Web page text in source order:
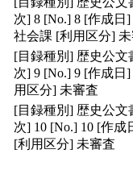
次] 8 [No.] 8 [作成日]
社会課 [利用区分]
[目録種別] 歴史公文
次] 9 [No.] 9 [作成日]
用区分] 未審査
[目録種別] 歴史公文
次] 10 [No.] 10 [作成
[利用区分] 未審査